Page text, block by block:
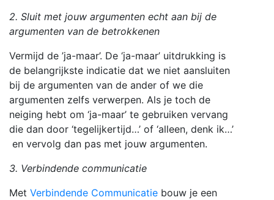
2. Sluit met jouw argumenten echt aan bij de
argumenten van de betrokkenen
Vermijd de ’ja-maar’. De ‘ja-maar’ uitdrukking is
de belangrijkste indicatie dat we niet aansluiten
bij de argumenten van de ander of we die
argumenten zelfs verwerpen. Als je toch de
neiging hebt om ‘ja-maar’ te gebruiken vervang
die dan door ‘tegelijkertijd…’ of ‘alleen, denk ik…’
en vervolg dan pas met jouw argumenten.
3. Verbindende communicatie
Met Verbindende Communicatie bouw je een